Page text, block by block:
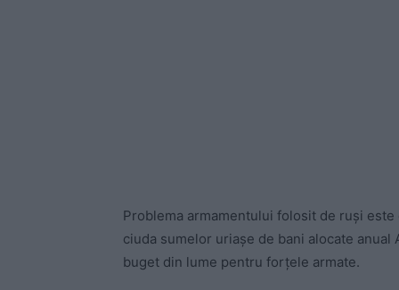
Problema armamentului folosit de ruși
ciuda sumelor uriașe de bani alocate anual
buget din lume pentru forțele armate.